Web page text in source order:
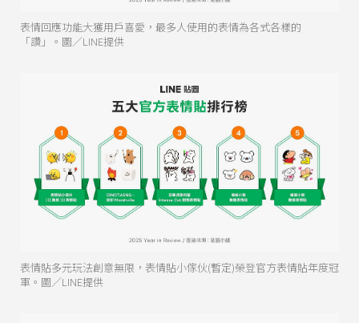
表情回應功能大獲用戶喜愛，最多人使用的表情為各式各樣的
「讚」。圖／LINE提供
表情貼多元玩法創意無限，表情貼小傢伙(暫定)榮登官方表情貼年度冠
軍。圖／LINE提供